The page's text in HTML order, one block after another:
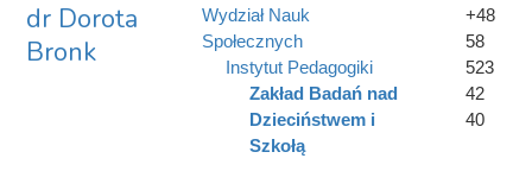
dr Dorota
Bronk
+48
58
523
42
40
Wydział Nauk
Społecznych
Instytut Pedagogiki
Zakład Badań nad
Dzieciństwem i
Szkołą